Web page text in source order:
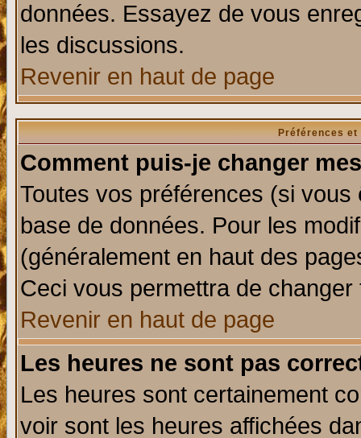
données. Essayez de vous
les discussions.
Revenir en haut de page
Préférences
Comment puis-je changer
Toutes vos préférences (si
base de données. Pour les
(généralement en haut des
Ceci vous permettra de
Revenir en haut de page
Les heures ne sont pas
Les heures sont certainement
voir sont les heures affichées